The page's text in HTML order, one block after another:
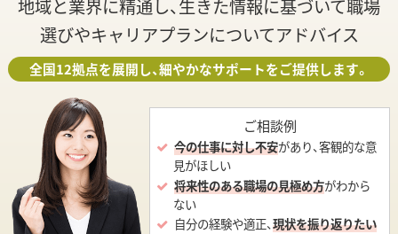
地域と業界に精通し、生きた情報に基づいて職場
選びやキャリアプランについてアドバイス
全国12拠点を展開し、細やかなサポートをご提供します。
ご相談例
今の仕事に対し不安があり、客観的な意
見がほしい
将来性のある職場の見極め方がわから
ない
自分の経験や適正、現状を振り返りたい